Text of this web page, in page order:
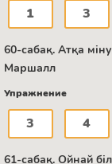
1 3
60-сабақ. Атқа
Маршалл
Упражнение
3 4
61-сабақ. Ойнай